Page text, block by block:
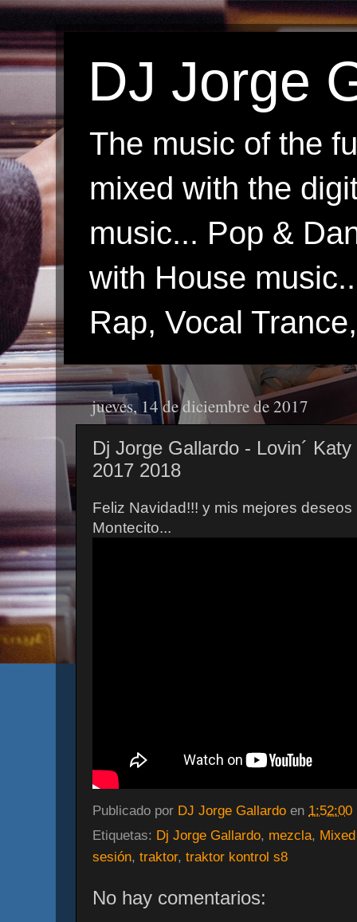
DJ Jorge
The music of the
mixed with the
music... Pop &
with House
Rap, Vocal
jueves, 14 de diciembre de 2017
Dj Jorge Gallardo - Lovin´
2017 2018
Feliz Navidad!!! y mis mejores
Montecito...
Publicado por DJ Jorge Gallardo en 1:52:00
Etiquetas: Dj Jorge Gallardo, mezcla,
sesión, traktor, traktor kontrol s8
No hay comentarios: